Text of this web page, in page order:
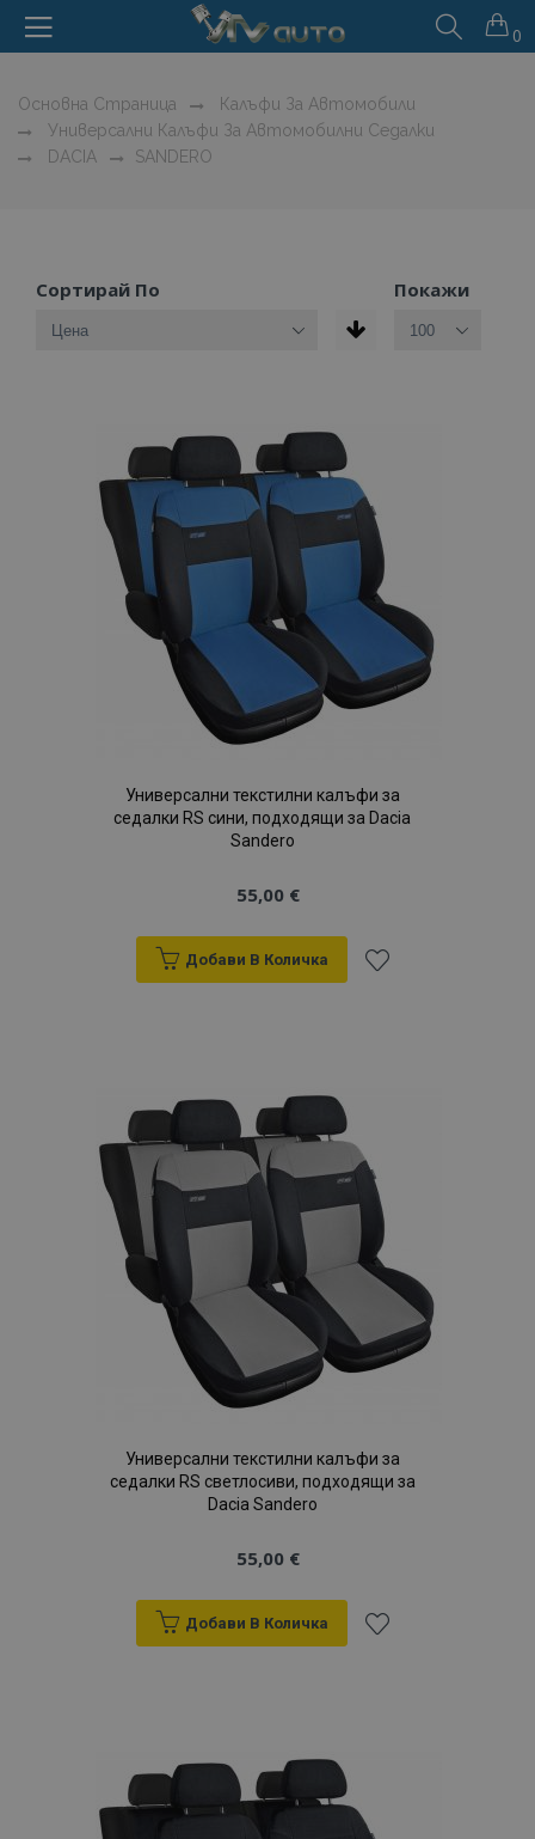
0
Основна Страница
Калъфи За Автомобили
Универсални Калъфи За Автомобилни Седалки
DACIA
SANDERO
Сортирай По Покажи
Универсални текстилни калъфи за
седалки RS сини, подходящи за Dacia
Sandero
55,00 €
Добави В Количка
желани
продукти
Универсални текстилни калъфи за
седалки RS светлосиви, подходящи за
Dacia Sandero
55,00 €
Добави В Количка